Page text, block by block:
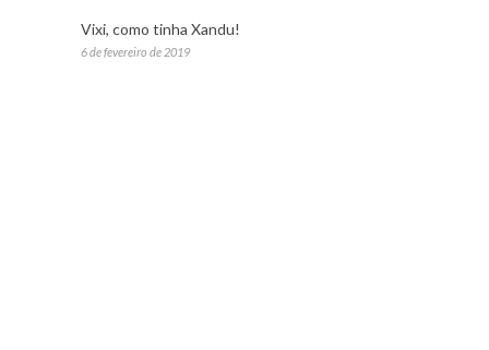
Vixi, como tinha Xandu!
6 de fevereiro de 2019